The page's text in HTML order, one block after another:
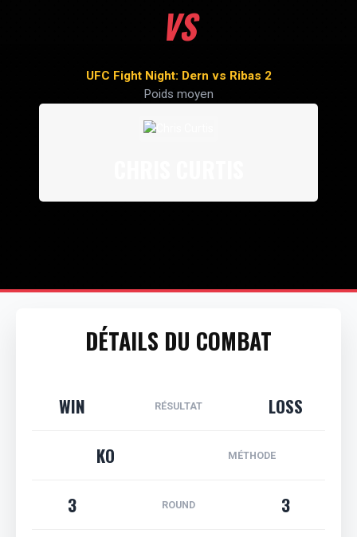
VS
UFC Fight Night: Dern vs Ribas 2
Poids moyen
DÉTAILS DU COMBAT
WIN RÉSULTAT
LOSS
KO
MÉTHODE
3 ROUND
3